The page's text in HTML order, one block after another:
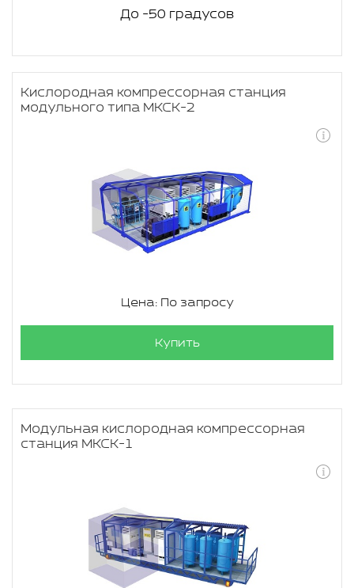
До -50 градусов
Кислородная компрессорная станция
модульного типа МКСК-2
Цена: По запросу
Купить
Модульная кислородная компрессорная
станция МКСК-1